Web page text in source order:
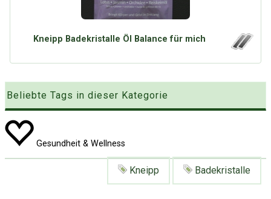
Kneipp Badekristalle Öl Balance für mich
Beliebte Tags in dieser Kategorie
Gesundheit & Wellness
Kneipp Badekristalle